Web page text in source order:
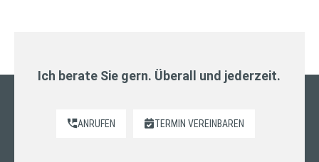
Ich berate Sie gern. Überall und jederzeit.
ANRUFEN TERMIN VEREINBAREN